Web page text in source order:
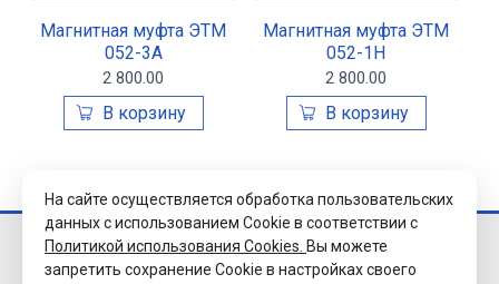
Магнитная муфта ЭТМ
052-3А
2 800.00
Магнитная муфта ЭТМ
052-1Н
2 800.00
© 2026 Завод
«Уралэлектромуфта»
На сайте осуществляется обработка пользовательских
данных с использованием Cookie в соответствии с
Политикой использования Cookies. Вы можете
запретить сохранение Cookie в настройках своего